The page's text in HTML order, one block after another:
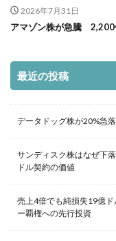
2026年7月31日
アマゾン株が急騰 2,200
最近の投稿
データドッグ株が20%急
サンディスク株はなぜ下
ドル契約の価値
売上4倍でも純損失19億
ー覇権への先行投資